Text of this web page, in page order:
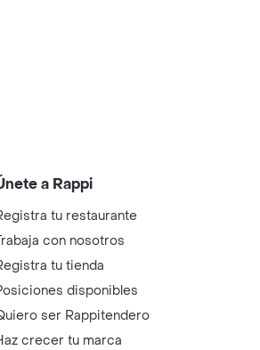
a Rappi
tu restaurante
con nosotros
tu tienda
disponibles
ser Rappitendero
crecer tu marca